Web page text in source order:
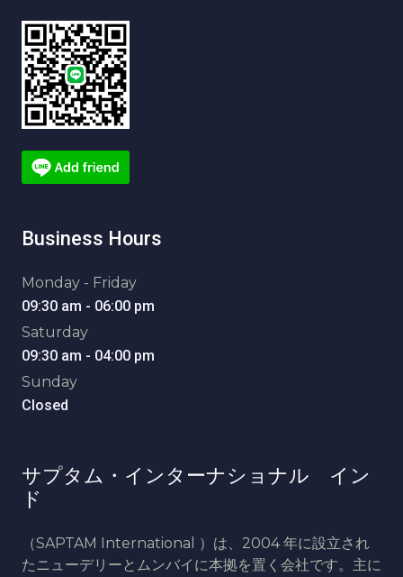
Business Hours
Monday - Friday
09:30 am - 06:00 pm
Saturday
09:30 am - 04:00 pm
Sunday
Closed
サプタム・インターナショナル イン
ド
（SAPTAM International ）は、2004 年に設立され
たニューデリーとムンバイに本拠を置く会社です。主に